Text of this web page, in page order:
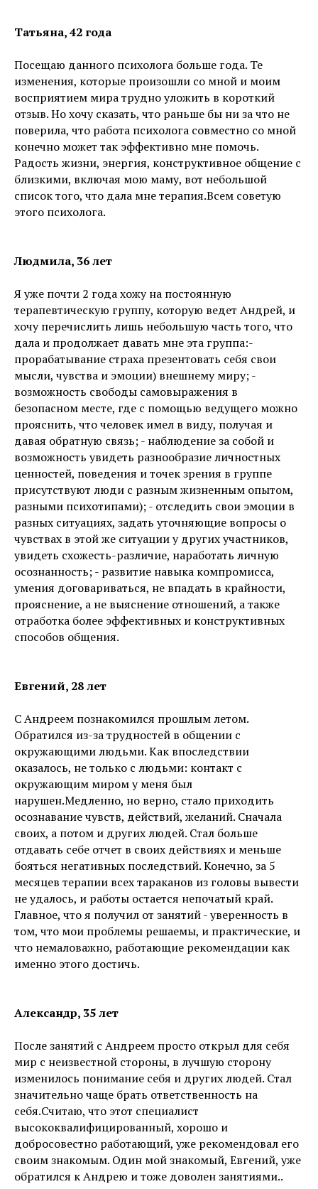
Татьяна, 42 года
Посещаю данного психолога больше года. Те
изменения, которые произошли со мной и моим
восприятием мира трудно уложить в короткий
отзыв. Но хочу сказать, что раньше бы ни за что не
поверила, что работа психолога совместно со мной
конечно может так эффективно мне помочь.
Радость жизни, энергия, конструктивное общение с
близкими, включая мою маму, вот небольшой
список того, что дала мне терапия.Всем советую
этого психолога.
Людмила, 36 лет
Я уже почти 2 года хожу на постоянную
терапевтическую группу, которую ведет Андрей, и
хочу перечислить лишь небольшую часть того, что
дала и продолжает давать мне эта группа:-
прорабатывание страха презентовать себя свои
мысли, чувства и эмоции) внешнему миру; -
возможность свободы самовыражения в
безопасном месте, где с помощью ведущего можно
прояснить, что человек имел в виду, получая и
давая обратную связь; - наблюдение за собой и
возможность увидеть разнообразие личностных
ценностей, поведения и точек зрения в группе
присутствуют люди с разным жизненным опытом,
разными психотипами); - отследить свои эмоции в
разных ситуациях, задать уточняющие вопросы о
чувствах в этой же ситуации у других участников,
увидеть схожесть-различие, наработать личную
осознанность; - развитие навыка компромисса,
умения договариваться, не впадать в крайности,
прояснение, а не выяснение отношений, а также
отработка более эффективных и конструктивных
способов общения.
Евгений, 28 лет
С Андреем познакомился прошлым летом.
Обратился из-за трудностей в общении с
окружающими людьми. Как впоследствии
оказалось, не только с людьми: контакт с
окружающим миром у меня был
нарушен.Медленно, но верно, стало приходить
осознавание чувств, действий, желаний. Сначала
своих, а потом и других людей. Стал больше
отдавать себе отчет в своих действиях и меньше
бояться негативных последствий. Конечно, за 5
месяцев терапии всех тараканов из головы вывести
не удалось, и работы остается непочатый край.
Главное, что я получил от занятий - уверенность в
том, что мои проблемы решаемы, и практические, и
что немаловажно, работающие рекомендации как
именно этого достичь.
Александр, 35 лет
После занятий с Андреем просто открыл для себя
мир с неизвестной стороны, в лучшую сторону
изменилось понимание себя и других людей. Стал
значительно чаще брать ответственность на
себя.Считаю, что этот специалист
высококвалифицированный, хорошо и
добросовестно работающий, уже рекомендовал его
своим знакомым. Один мой знакомый, Евгений, уже
обратился к Андрею и тоже доволен занятиями..